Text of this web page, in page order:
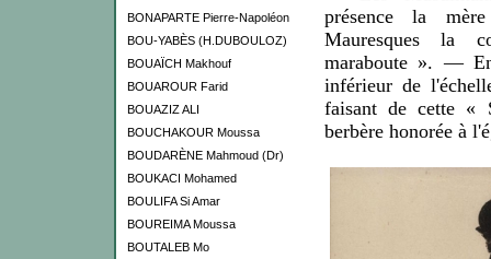
BONAPARTE Pierre-Napoléon
BOU-YABÈS (H.DUBOULOZ)
BOUAÏCH Makhouf
BOUAROUR Farid
BOUAZIZ ALI
BOUCHAKOUR Moussa
BOUDARÈNE Mahmoud (Dr)
BOUKACI Mohamed
BOULIFA Si Amar
BOUREIMA Moussa
BOUTALEB Mo
présence la
Mauresques la
maraboute ». —
inférieur de
faisant de cette «
berbère honorée à